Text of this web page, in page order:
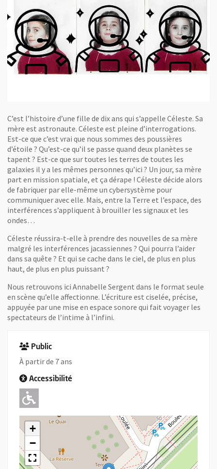
C’est l’histoire d’une fille de dix ans qui s’appelle Céleste. Sa
mère est astronaute. Céleste est pleine d’interrogations.
Est-ce que c’est vrai que nous sommes des poussières
d’étoile ? Qu’est-ce qu’il se passe quand deux planètes se
tapent ? Est-ce que sur toutes les terres de toutes les
galaxies il y a les mêmes personnes qu’ici ? Un jour, sa mère
part en mission spatiale, et ça dérape ! Céleste décide alors
de fabriquer par elle-même un cybersystème pour
communiquer avec elle. Mais, entre la Terre et l’espace, des
interférences s’appliquent à brouiller les signaux et les
ondes…
Céleste réussira-t-elle à prendre des nouvelles de sa mère
malgré les interférences jacassiennes ? Qui pourra l’aider
dans sa quête ? Et qui se cache dans le ciel, de plus en plus
haut, de plus en plus puissant ?
Nous retrouvons ici Annabelle Sergent dans le format seule
en scène qu’elle affectionne. L’écriture est ciselée, précise,
appuyée par une mise en espace sonore qui fait voyager les
spectateurs de l’intime à l’infini.
Public
À partir de 7 ans
Accessibilité
Adapté pour l'handicap Moteur
+
−